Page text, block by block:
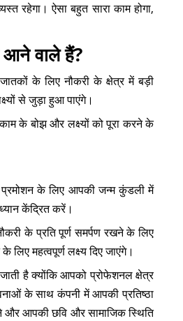
रहेगा। ऐसा बहुत सारा काम होगा,
वाले हैं?
के लिए नौकरी के क्षेत्र में बड़ी
से जुड़ा हुआ पाएंगे।
के बोझ और लक्ष्यों को पूरा करने के
प्रमोशन के लिए आपकी जन्म कुंडली में
केंद्रित करें।
के प्रति पूर्ण समर्पण रखने के लिए
लिए महत्वपूर्ण लक्ष्य दिए जाएंगे।
है क्योंकि आपको प्रोफेशनल क्षेत्र
के साथ कंपनी में आपकी प्रतिष्ठा
और आपकी छवि और सामाजिक स्थिति